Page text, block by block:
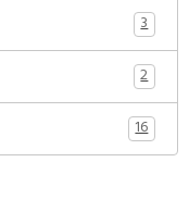
3
2
16